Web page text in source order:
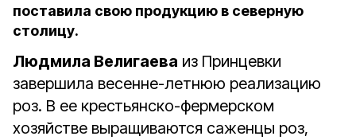
поставила свою продукцию в северную
столицу.
Людмила Велигаева из Принцевки
завершила весенне-летнюю реализацию
роз. В ее крестьянско-фермерском
хозяйстве выращиваются саженцы роз,